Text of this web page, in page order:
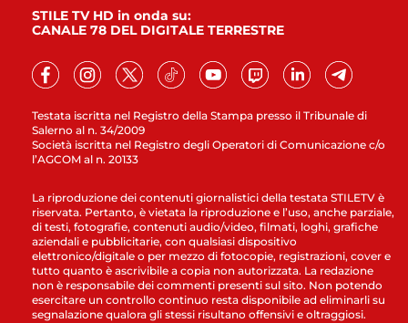
Testata iscritta nel Registro della Stampa presso il Tribunale di
Salerno al n. 34/2009
Società iscritta nel Registro degli Operatori di Comunicazione c/o
l’AGCOM al n. 20133
STILE TV HD in onda su:
CANALE 78 DEL DIGITALE TERRESTRE
La riproduzione dei contenuti giornalistici della testata STILETV è
riservata. Pertanto, è vietata la riproduzione e l’uso, anche parziale,
di testi, fotografie, contenuti audio/video, filmati, loghi, grafiche
aziendali e pubblicitarie, con qualsiasi dispositivo
elettronico/digitale o per mezzo di fotocopie, registrazioni, cover e
tutto quanto è ascrivibile a copia non autorizzata. La redazione
non è responsabile dei commenti presenti sul sito. Non potendo
esercitare un controllo continuo resta disponibile ad eliminarli su
segnalazione qualora gli stessi risultano offensivi e oltraggiosi.